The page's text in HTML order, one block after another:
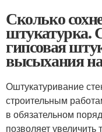
Сколько
штукатурка.
гипсовая
высыхания
Оштукатуривание
строительным
в обязательном
позволяет